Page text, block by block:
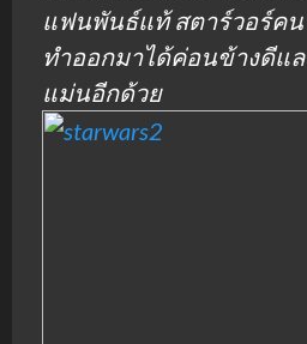
แฟนพันธ์แท้ สตาร์วอร์คน
ทำออกมาได้ค่อนข้างดีแ
แม่นอีกด้วย